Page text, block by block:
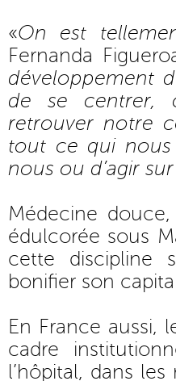
«On est
Fernanda
développement
de se centrer,
retrouver notre
tout ce qui
nous ou d’agir
Médecine
édulcorée sous
cette discipline
bonifier son
En France aussi,
cadre
l’hôpital, dans